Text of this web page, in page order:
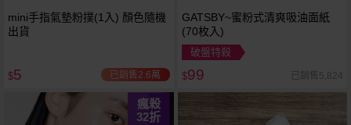
mini手指氣墊粉撲(1入) 顏色隨機
出貨
$5 已銷售2.6萬
GATSBY~蜜粉式清爽吸油面紙
(70枚入)
破盤特殺
$99 已銷售5,824
瘋殺
32折